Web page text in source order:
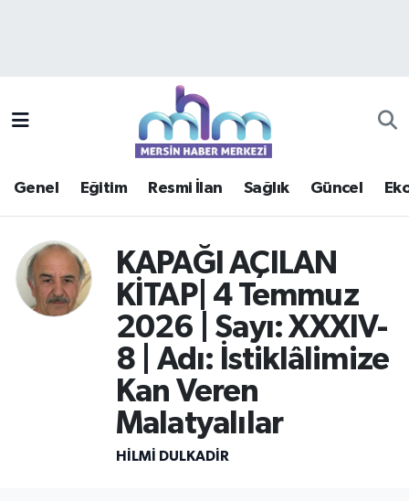
Genel Eğitim Resmi İlan Sağlık Güncel
KAPAĞI AÇILAN
KİTAP| 4 Temmuz
2026 | Sayı: XXXIV-
8 | Adı: İstiklâlimize
Kan Veren
Malatyalılar
HİLMİ DULKADİR
Genel
Güncel
Haberde insan
Kültür - Sanat
Mersin Trafik Yoğunluk Haritası
Süper Lig Puan Durumu ve Fikstür
Son Dakika Haberleri
Haber Arşivi